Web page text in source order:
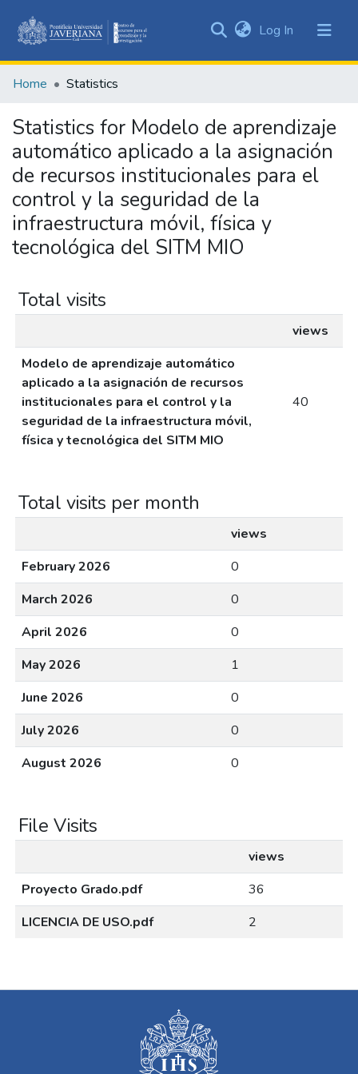
&
All of DSpace
Log In (current)
Home Statistics
Statistics for Modelo de aprendizaje
automático aplicado a la asignación
de recursos institucionales para el
control y la seguridad de la
infraestructura móvil, física y
tecnológica del SITM MIO
Total visits
views
Modelo de aprendizaje automático
aplicado a la asignación de recursos
institucionales para el control y la
seguridad de la infraestructura móvil,
física y tecnológica del SITM MIO
40
Total visits per month
views
February 2026
0
March 2026
0
April 2026
0
May 2026
1
June 2026
0
July 2026
0
August 2026
0
File Visits
views
Proyecto Grado.pdf
36
LICENCIA DE USO.pdf
2